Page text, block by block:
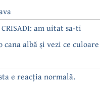
am uitat sa-ti
albă și vezi ce culoare
e reacția normală.